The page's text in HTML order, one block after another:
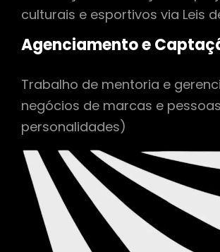
culturais e esportivos via Leis
Agenciamento e
Trabalho de mentoria e
negócios de marcas e
personalidades)